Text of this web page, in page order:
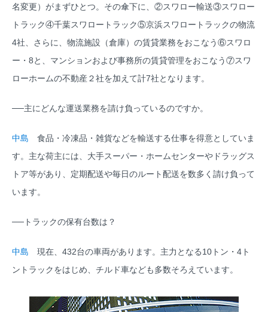
名変更）がまずひとつ。その傘下に、②スワロー輸送③スワロー
トラック④千葉スワロートラック⑤京浜スワロートラックの物流
4社、さらに、物流施設（倉庫）の賃貸業務をおこなう⑥スワロ
ー・8と、マンションおよび事務所の賃貸管理をおこなう⑦スワ
ローホームの不動産２社を加えて計7社となります。
──主にどんな運送業務を請け負っているのですか。
中島 食品・冷凍品・雑貨などを輸送する仕事を得意としていま
す。主な荷主には、大手スーパー・ホームセンターやドラッグス
トア等があり、定期配送や毎日のルート配送を数多く請け負って
います。
──トラックの保有台数は？
中島 現在、432台の車両があります。主力となる10トン・4ト
ントラックをはじめ、チルド車なども多数そろえています。